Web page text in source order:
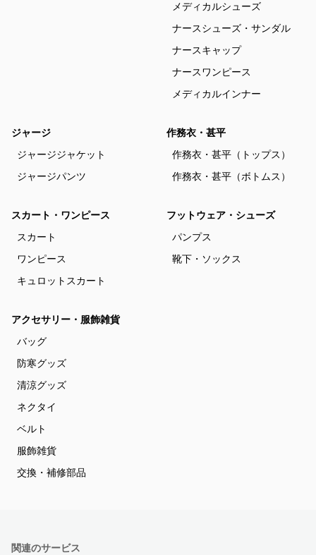
メディカルシューズ
ナースシューズ・サンダル
ナースキャップ
ナースワンピース
メディカルインナー
ジャージ
ジャージジャケット
ジャージパンツ
作務衣・甚平
作務衣・甚平（トップス）
作務衣・甚平（ボトムス）
スカート・ワンピース
スカート
ワンピース
キュロットスカート
フットウェア・シューズ
パンプス
靴下・ソックス
アクセサリー・服飾雑貨
バッグ
防寒グッズ
清涼グッズ
ネクタイ
ベルト
服飾雑貨
交換・補修部品
関連のサービス